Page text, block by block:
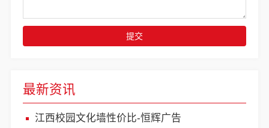
最新资讯
江西校园文化墙性价比-恒辉广告
提交